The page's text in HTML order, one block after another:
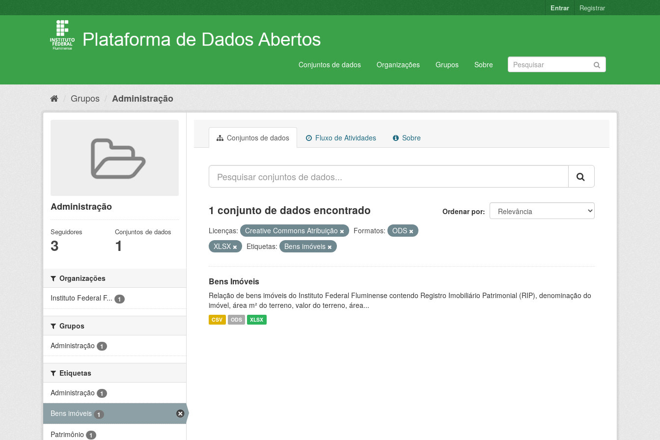
para
Entrar Registrar
Conjuntos de dados Organizações Grupos Sobre
Grupos Administração
Administração
Seguidores
3
Conjuntos de dados
1
Organizações
Instituto Federal F...
1
Grupos
Administração
1
Etiquetas
Administração
1
Bens imóveis 1
Patrimônio 1
Conjuntos de dados Fluxo de Atividades Sobre
Ordenar por
1 conjunto de dados encontrado
Licenças: Creative Commons Atribuição Formatos:
ODS
XLSX
Etiquetas: Bens imóveis
Bens Imóveis
Relação de bens imóveis do Instituto Federal Fluminense contendo Registro Imobiliário Patrimonial (RIP), denominação do
imóvel, área m² do terreno, valor do terreno, área...
CSV ODS XLSX